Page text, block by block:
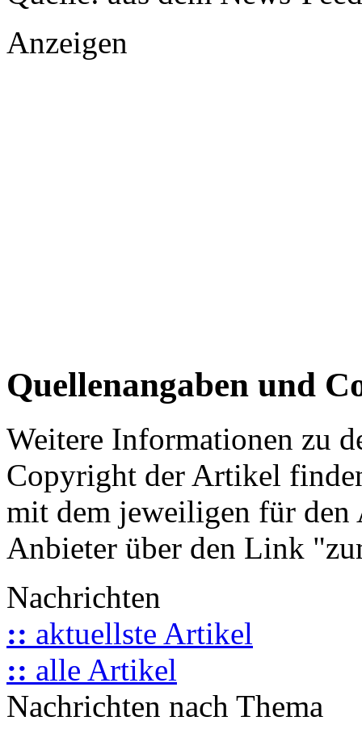
Anzeigen
Quellenangaben und
Weitere Informationen zu
Copyright der Artikel
mit dem jeweiligen für
Anbieter über den Link
Nachrichten
:: aktuellste Artikel
:: alle Artikel
Nachrichten nach Thema